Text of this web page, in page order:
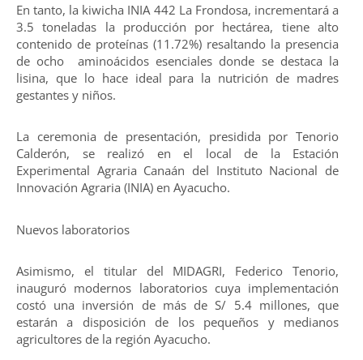
En tanto, la kiwicha INIA 442 La Frondosa, incrementará a
3.5 toneladas la producción por hectárea, tiene alto
contenido de proteínas (11.72%) resaltando la presencia
de ocho aminoácidos esenciales donde se destaca la
lisina, que lo hace ideal para la nutrición de madres
gestantes y niños.
La ceremonia de presentación, presidida por Tenorio
Calderón, se realizó en el local de la Estación
Experimental Agraria Canaán del Instituto Nacional de
Innovación Agraria (INIA) en Ayacucho.
Nuevos laboratorios
Asimismo, el titular del MIDAGRI, Federico Tenorio,
inauguró modernos laboratorios cuya implementación
costó una inversión de más de S/ 5.4 millones, que
estarán a disposición de los pequeños y medianos
agricultores de la región Ayacucho.